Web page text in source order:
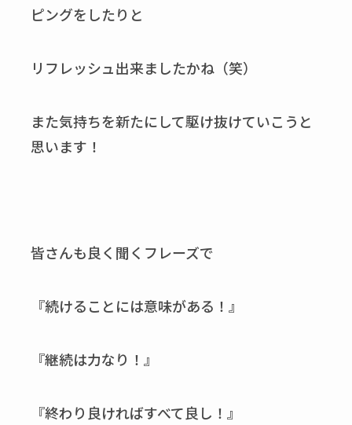
ピングをしたりと
リフレッシュ出来ましたかね（笑）
また気持ちを新たにして駆け抜けていこうと
思います！
皆さんも良く聞くフレーズで
『続けることには意味がある！』
『継続は力なり！』
『終わり良ければすべて良し！』